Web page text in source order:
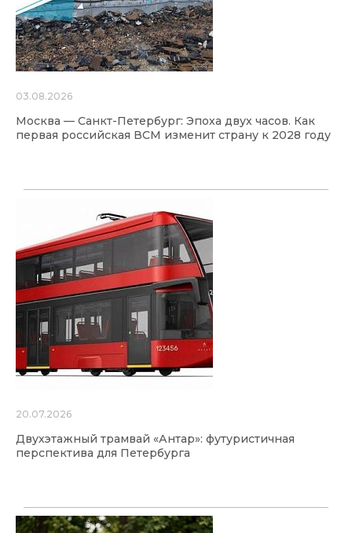
03.08.2026
Москва — Санкт-Петербург: Эпоха двух часов. Как
первая российская ВСМ изменит страну к 2028 году
20.07.2026
Двухэтажный трамвай «Антар»: футуристичная
перспектива для Петербурга